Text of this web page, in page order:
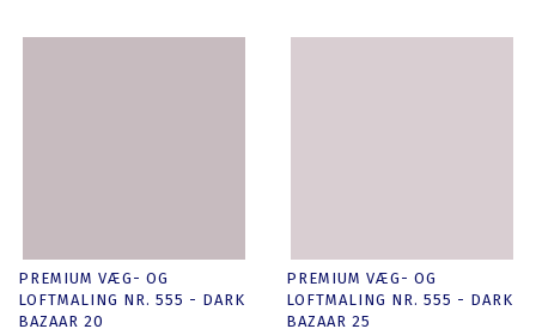
PREMIUM VÆG- OG
LOFTMALING NR. 555 - DARK
BAZAAR 20
PREMIUM VÆG- OG
LOFTMALING NR. 555 - DARK
BAZAAR 25